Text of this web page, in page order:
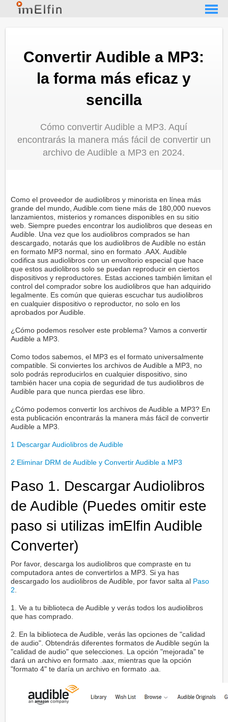
Convertir Audible a MP3:
la forma más eficaz y
sencilla
Cómo convertir Audible a MP3. Aquí
encontrarás la manera más fácil de convertir un
archivo de Audible a MP3 en 2024.
Como el proveedor de audiolibros y minorista en línea más
grande del mundo, Audible.com tiene más de 180,000 nuevos
lanzamientos, misterios y romances disponibles en su sitio
web. Siempre puedes encontrar los audiolibros que deseas en
Audible. Una vez que los audiolibros comprados se han
descargado, notarás que los audiolibros de Audible no están
en formato MP3 normal, sino en formato .AAX. Audible
codifica sus audiolibros con un envoltorio especial que hace
que estos audiolibros solo se puedan reproducir en ciertos
dispositivos y reproductores. Estas acciones también limitan el
control del comprador sobre los audiolibros que han adquirido
legalmente. Es común que quieras escuchar tus audiolibros
en cualquier dispositivo o reproductor, no solo en los
aprobados por Audible.
¿Cómo podemos resolver este problema? Vamos a convertir
Audible a MP3.
Como todos sabemos, el MP3 es el formato universalmente
compatible. Si conviertes los archivos de Audible a MP3, no
solo podrás reproducirlos en cualquier dispositivo, sino
también hacer una copia de seguridad de tus audiolibros de
Audible para que nunca pierdas ese libro.
¿Cómo podemos convertir los archivos de Audible a MP3? En
esta publicación encontrarás la manera más fácil de convertir
Audible a MP3.
1 Descargar Audiolibros de Audible
2 Eliminar DRM de Audible y Convertir Audible a MP3
Paso 1. Descargar Audiolibros
de Audible (Puedes omitir este
paso si utilizas imElfin Audible
Converter)
Por favor, descarga los audiolibros que compraste en tu
computadora antes de convertirlos a MP3. Si ya has
descargado los audiolibros de Audible, por favor salta al Paso
2.
1. Ve a tu biblioteca de Audible y verás todos los audiolibros
que has comprado.
2. En la biblioteca de Audible, verás las opciones de "calidad
de audio". Obtendrás diferentes formatos de Audible según la
"calidad de audio" que selecciones. La opción "mejorada" te
dará un archivo en formato .aax, mientras que la opción
"formato 4" te daría un archivo en formato .aa.